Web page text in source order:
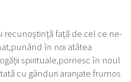
recunoștință față de cel ce ne-
în noi atâtea
spirituale,pornesc în noul
cu gânduri aranjate frumos